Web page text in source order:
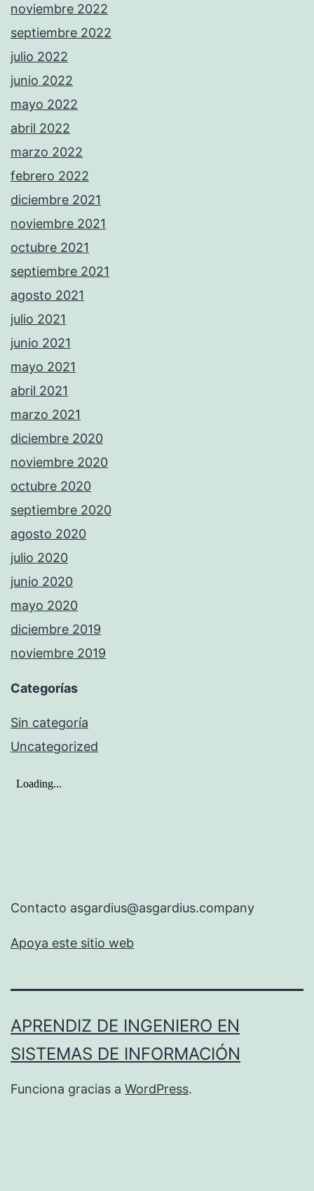
noviembre 2022
septiembre 2022
julio 2022
junio 2022
mayo 2022
abril 2022
marzo 2022
febrero 2022
diciembre 2021
noviembre 2021
octubre 2021
septiembre 2021
agosto 2021
julio 2021
junio 2021
mayo 2021
abril 2021
marzo 2021
diciembre 2020
noviembre 2020
octubre 2020
septiembre 2020
agosto 2020
julio 2020
junio 2020
mayo 2020
diciembre 2019
noviembre 2019
Categorías
Sin categoría
Uncategorized
Contacto asgardius@asgardius.company
Apoya este sitio web
APRENDIZ DE INGENIERO EN
SISTEMAS DE INFORMACIÓN
Funciona gracias a WordPress.